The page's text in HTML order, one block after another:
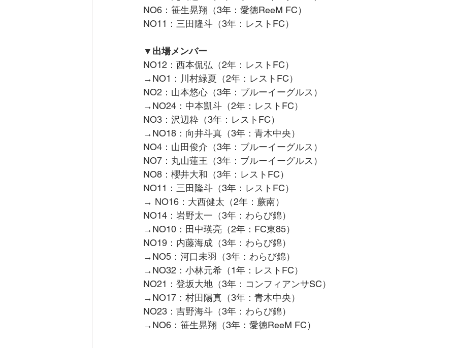
NO6：笹生晃翔（3年：愛徳ReeM FC）
NO11：三田隆斗（3年：レストFC）
▼出場メンバー
NO12：西本侃弘（2年：レストFC）
→NO1：川村緑夏（2年：レストFC）
NO2：山本悠心（3年：ブルーイーグルス）
→NO24：中本凱斗（2年：レストFC）
NO3：沢辺粋（3年：レストFC）
→NO18：向井斗真（3年：青木中央）
NO4：山田俊介（3年：ブルーイーグルス）
NO7：丸山蓮王（3年：ブルーイーグルス）
NO8：櫻井大和（3年：レストFC）
NO11：三田隆斗（3年：レストFC）
→ NO16：大西健太（2年：蕨南）
NO14：岩野太一（3年：わらび錦）
→NO10：田中瑛亮（2年：FC東85）
NO19：内藤海成（3年：わらび錦）
→NO5：河口未羽（3年：わらび錦）
→NO32：小林元希（1年：レストFC）
NO21：登坂大地（3年：コンフィアンサSC）
→NO17：村田陽真（3年：青木中央）
NO23：吉野海斗（3年：わらび錦）
→NO6：笹生晃翔（3年：愛徳ReeM FC）